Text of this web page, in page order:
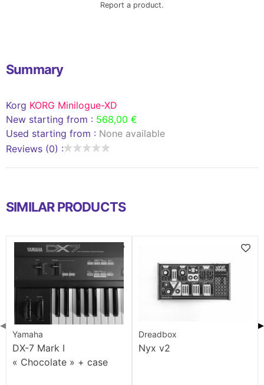
Report a product.
Summary
Korg KORG Minilogue-XD
New starting from : 568,00 €
Used starting from : None available
Reviews (0) :
SIMILAR PRODUCTS
Yamaha
DX-7 Mark I
« Chocolate » + case
Dreadbox
Nyx v2
◀ ▶